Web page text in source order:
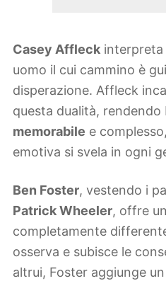
Casey Affleck interpreta
uomo il cui cammino è
disperazione. Affleck
questa dualità,
memorabile e
emotiva si svela in ogni
Ben Foster, vestendo i
Patrick Wheeler, offre
completamente
osserva e subisce le
altrui, Foster aggiunge